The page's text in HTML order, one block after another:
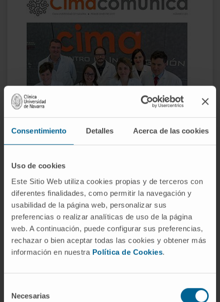
Consentimiento Detalles Acerca de las cookies
Uso de cookies
Este Sitio Web utiliza cookies propias y de terceros con
diferentes finalidades, como permitir la navegación y
usabilidad de la página web, personalizar sus
preferencias o realizar analíticas de uso de la página
web. A continuación, puede configurar sus preferencias,
rechazar o bien aceptar todas las cookies y obtener más
información en nuestra Política de Cookies.
Necesarias
Nº 19
(jul-dic 2018)